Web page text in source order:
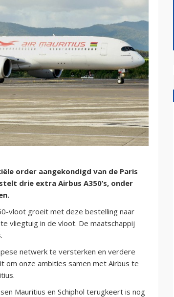
order aangekondigd van de Paris
drie extra Airbus A350’s, onder
vloot groeit met deze bestelling naar
vliegtuig in de vloot. De maatschappij
netwerk te versterken en verdere
om onze ambities samen met Airbus te
Mauritius en Schiphol terugkeert is nog